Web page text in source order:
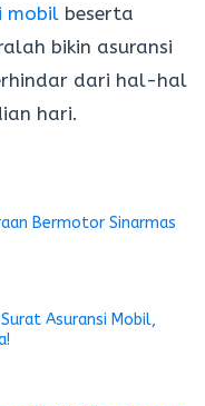
mobil beserta
bikin asuransi
dari hal-hal
hari.
Bermotor Sinarmas
Asuransi Mobil,